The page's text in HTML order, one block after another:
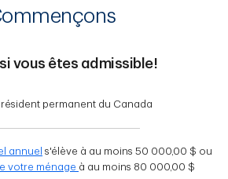
vous êtes admissible!
résident permanent du Canada
annuel s'élève à au moins 50 000,00 $ ou
votre ménage à au moins 80 000,00 $